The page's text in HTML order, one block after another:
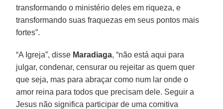
transformando o ministério deles em riqueza, e
transformando suas fraquezas em seus pontos mais
fortes”.
“A Igreja”, disse Maradiaga, “não está aqui para
julgar, condenar, censurar ou rejeitar as quem quer
que seja, mas para abraçar como num lar onde o
amor reina para todos que precisam dele. Seguir a
Jesus não significa participar de uma comitiva